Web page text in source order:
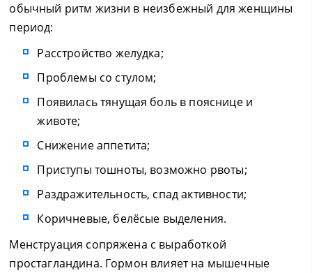
обычный ритм жизни в неизбежный для женщины
период:
Расстройство желудка;
Проблемы со стулом;
Появилась тянущая боль в пояснице и
животе;
Снижение аппетита;
Приступы тошноты, возможно рвоты;
Раздражительность, спад активности;
Коричневые, белёсые выделения.
Менструация сопряжена с выработкой
простагландина. Гормон влияет на мышечные